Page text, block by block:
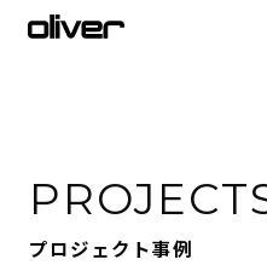
プロジェクト事例